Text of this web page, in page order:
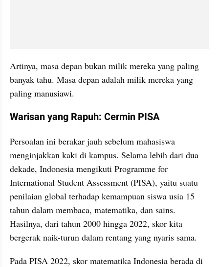
Artinya, masa depan bukan milik mereka yang paling
banyak tahu. Masa depan adalah milik mereka yang
paling manusiawi.
Warisan yang Rapuh: Cermin PISA
Persoalan ini berakar jauh sebelum mahasiswa
menginjakkan kaki di kampus. Selama lebih dari dua
dekade, Indonesia mengikuti Programme for
International Student Assessment (PISA), yaitu suatu
penilaian global terhadap kemampuan siswa usia 15
tahun dalam membaca, matematika, dan sains.
Hasilnya, dari tahun 2000 hingga 2022, skor kita
bergerak naik-turun dalam rentang yang nyaris sama.
Pada PISA 2022, skor matematika Indonesia berada di